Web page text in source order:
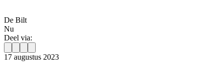
De Bilt
Nu
Deel via:
17 augustus 2023